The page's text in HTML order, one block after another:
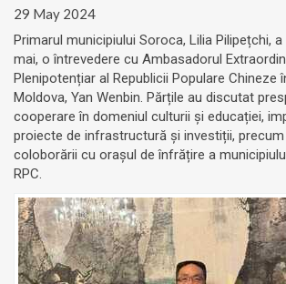
29 May 2024
Primarul municipiului Soroca, Lilia Pilipețchi,
mai, o întrevedere cu Ambasadorul
Plenipotențiar al Republicii Populare Chineze
Moldova, Yan Wenbin. Părțile au discutat
cooperare în domeniul culturii și educației,
proiecte de infrastructură și investiții,
coloborării cu orașul de înfrățire a
RPC.